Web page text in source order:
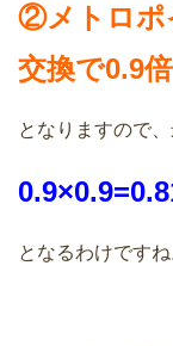
②メトロポ
交換で0.9倍
となりますので
となるわけですね